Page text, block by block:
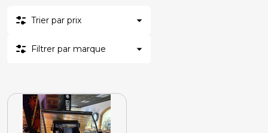
Trier par prix
Filtrer par marque